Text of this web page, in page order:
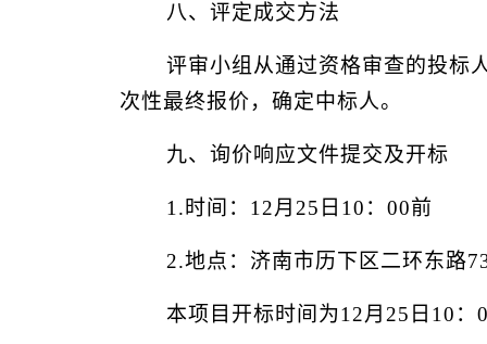
八、评定成交方法
评审小组从通过资格审查的投标
次性最终报价 ， 确定中标人。
九、 询价响应文件提交及开标
1.时间： 12月25日10：00前
2.地点：济南市历下区二环东路
本项目开标时间为12月25日10：